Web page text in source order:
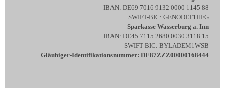
IBAN: DE69 7016 9132 0000 1145 88
SWIFT-BIC: GENODEF1HFG
Sparkasse Wasserburg a. Inn
IBAN: DE45 7115 2680 0030 3118 15
SWIFT-BIC: BYLADEM1WSB
Gläubiger-Identifikationsnummer: DE87ZZZ00000168444